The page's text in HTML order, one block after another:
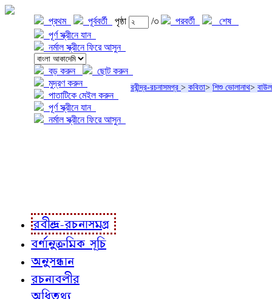
প্রথম পূর্ববর্তী পৃষ্ঠা /৩ পরবর্তী
শেষ
পূর্ণ স্ক্রীনে যান
নর্মাল স্ক্রীনে ফিরে আসুন
বড় করুন
ছোট করুন
মুদ্রণ করুন
পাতাটিকে মেইল করুন
পূর্ণ স্ক্রীনে যান
নর্মাল স্ক্রীনে ফিরে আসুন
রবীন্দ্র-রচনাসমগ্র > কবিতা> শিশু ভোলানাথ> বাউল
রবীন্দ্র-রচনাসমগ্র
বর্ণানুক্রমিক সূচি
অনুসন্ধান
রচনাবলীর
অধিতথ্য